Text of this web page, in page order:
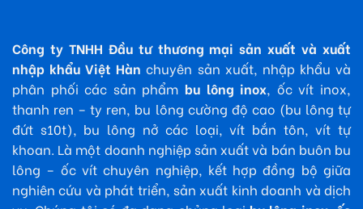
Công ty TNHH Đầu tư thương mại sản xuất và xuất
nhập khẩu Việt Hàn
chuyên sản xuất, nhập khẩu và
phân phối các sản phẩm
bu lông inox , ốc vít inox,
thanh ren – ty ren, bu lông cường độ cao (bu lông tự
đứt s10t), bu lông nở các loại, vít bắn tôn, vít tự
khoan.
Là một doanh nghiệp sản xuất và bán buôn bu
lông – ốc vít chuyên nghiệp, kết hợp đồng bộ giữa
nghiên cứu và phát triển, sản xuất kinh doanh và dịch